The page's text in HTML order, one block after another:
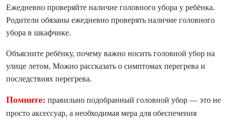
Ежедневно проверяйте наличие головного убора у ребёнка.
Родители обязаны ежедневно проверять наличие головного
убора в шкафчике.
Объясните ребёнку, почему важно носить головной убор на
улице летом. Можно рассказать о симптомах перегрева и
последствиях перегрева.
Помните: правильно подобранный головной убор — это не
просто аксессуар, а необходимая мера для обеспечения